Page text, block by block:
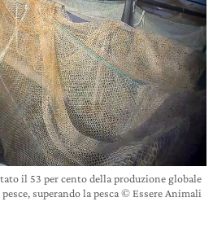
il 53 per cento della produzione globale
superando la pesca © Essere Animali